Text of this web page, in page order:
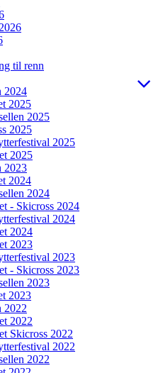
til renn
2024
2025
2025
2025
2025
2025
2023
2024
2024
- Skicross 2024
2024
2024
2023
2023
- Skicross 2023
2023
2023
2022
2022
Skicross 2022
2022
2022